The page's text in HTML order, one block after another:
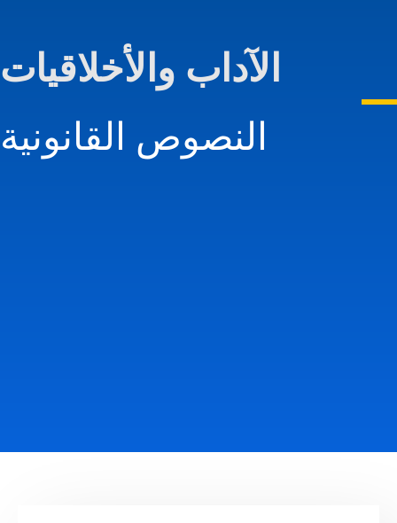
الآداب واﻷخلاقيات
النصوص القانونية